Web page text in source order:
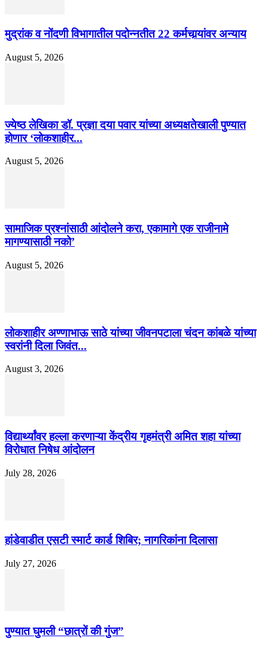
मुद्रांक व नोंदणी विभागातील पदोन्नतीत 22 कर्मचार्‍यांवर अन्याय
August 5, 2026
ज्येष्ठ लेखिका डॉ. प्रज्ञा दया पवार यांच्या अध्यक्षतेखाली पुण्यात
होणार ‘लोकशाहीर...
August 5, 2026
सामाजिक प्रश्नांसाठी आंदोलने करा, एकामागे एक राजीनामे
मागण्यासाठी नको’
August 5, 2026
लोकशाहीर अण्णाभाऊ साठे यांच्या जीवनपटाला चंदन कांबळे यांच्या
स्वरांनी दिला जिवंत...
August 3, 2026
विद्यार्थ्यांवर हल्ला करणाऱ्या केंद्रीय गृहमंत्री अमित शहा यांच्या
विरोधात निषेध आंदोलन
July 28, 2026
हांडेवाडीत एसटी स्मार्ट कार्ड शिबिर; नागरिकांना दिलासा
July 27, 2026
पुण्यात घुमली “छात्रों की गुंज”